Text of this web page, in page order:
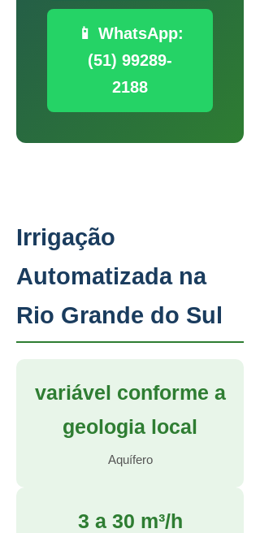
📱 WhatsApp:
(51) 99289-
2188
Irrigação
Automatizada na
Rio Grande do Sul
variável conforme a
geologia local
Aquífero
3 a 30 m³/h